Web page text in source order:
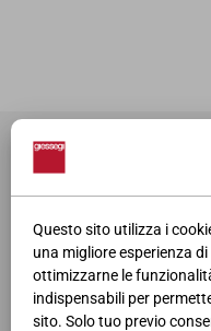
Questo sito utilizza i
una migliore esperienza
ottimizzarne le
indispensabili per
sito. Solo tuo previo